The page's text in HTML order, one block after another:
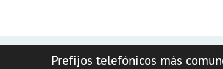
Prefijos telefónicos más